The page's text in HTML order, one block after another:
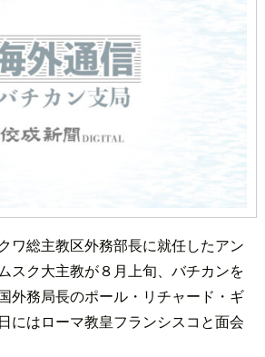
ワ総主教区外務部長に就任したアン
スク大主教が８月上旬、バチカンを
外務局長のポール・リチャード・ギ
にはローマ教皇フランシスコと面会